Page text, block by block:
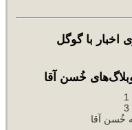
اخبار با گوگل
خُسن آقا
خُسن آقا